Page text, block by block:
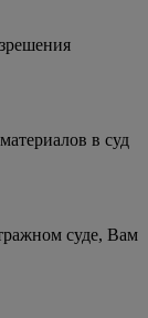
в суд
суде, Вам